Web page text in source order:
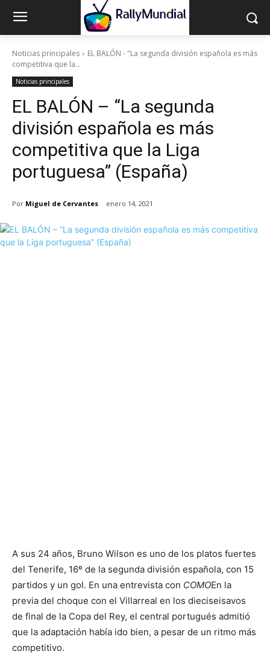
Noticias principales
EL BALÓN - "La segunda división española es más
competitiva que la...
Noticias principales
EL BALÓN – “La segunda
división española es más
competitiva que la Liga
portuguesa” (España)
Por Miguel de Cervantes enero 14, 2021
A sus 24 años, Bruno Wilson es uno de los platos fuertes
del Tenerife, 16º de la segunda división española, con 15
partidos y un gol. En una entrevista con COMOEn la
previa del choque con el Villarreal en los dieciseisavos
de final de la Copa del Rey, el central portugués admitió
que la adaptación había ido bien, a pesar de un ritmo más
competitivo.